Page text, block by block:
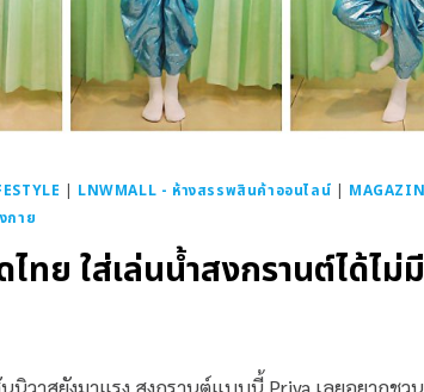
| LNWMALL - ห้างสรรพสินค้าออนไลน์ |
กาย
ทย ใส่เล่นน้ำสงกรานต์ได้ไม่มี